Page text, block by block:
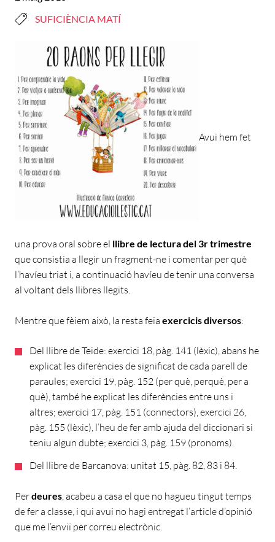
SUFICIÈNCIA MATÍ
Avui hem fet
una prova oral sobre el llibre de lectura del 3r trimestre
que consistia a llegir un fragment-ne i comentar per què
l’havíeu triat i, a continuació havíeu de tenir una conversa
al voltant dels llibres llegits.
Mentre que fèiem això, la resta feia exercicis diversos:
Del llibre de Teide: exercici 18, pàg. 141 (lèxic), abans he
explicat les diferències de significat de cada parell de
paraules; exercici 19, pàg. 152 (per què, perquè, per a
què), també he explicat les diferències entre uns i
altres; exercici 17, pàg. 151 (connectors), exercici 26,
pàg. 155 (lèxic), l’heu de fer amb ajuda del diccionari si
teniu algun dubte; exercici 3, pàg. 159 (pronoms).
Del llibre de Barcanova: unitat 15, pàg. 82, 83 i 84.
Perdeures, acabeu a casa el que no hagueu tingut temps
de fer a classe, i qui avui no hagi entregat l’article d’opinió
que me l’enviï per correu electrònic.